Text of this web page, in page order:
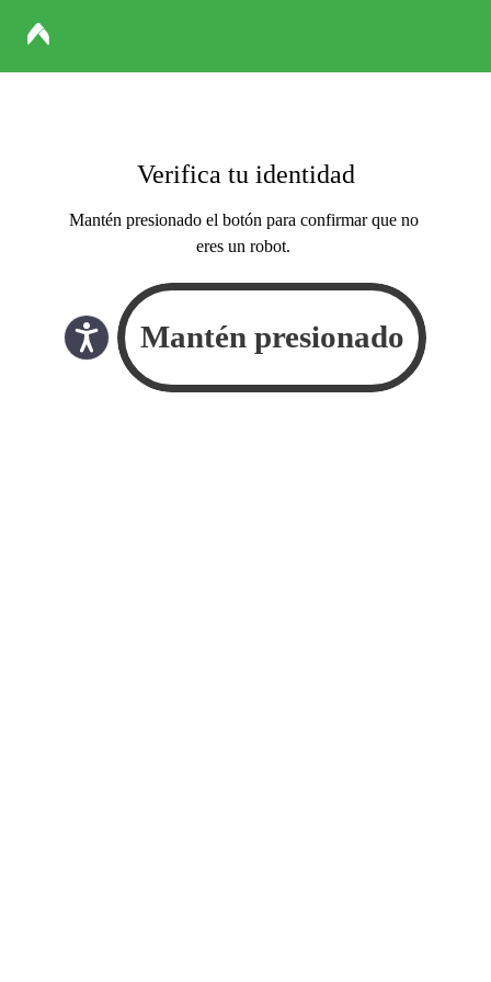
Verifica tu identidad
Mantén presionado el botón para confirmar que no
eres un robot.